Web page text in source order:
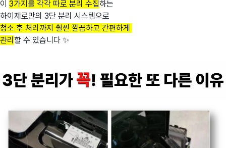
이 3가지를 각각 따로 분리 수집하는
하이제로만의 3단 분리 시스템으로
청소 후 처리까지 훨씬 깔끔하고 간편하게
관리 할 수 있습니다 ✨